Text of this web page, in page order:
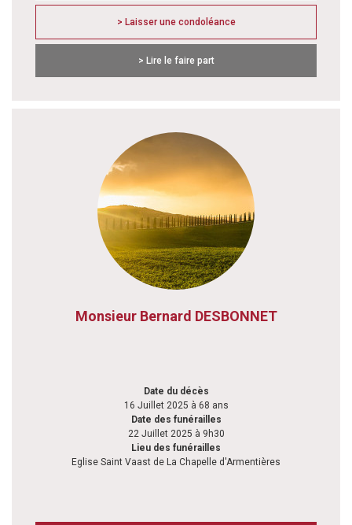
> Laisser une condoléance
> Lire le faire part
Monsieur Bernard DESBONNET
Date du décès
16 Juillet 2025 à 68 ans
Date des funérailles
22 Juillet 2025 à 9h30
Lieu des funérailles
Eglise Saint Vaast de La Chapelle d'Armentières